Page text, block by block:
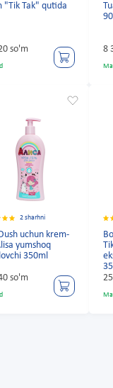
"Tik Tak" qutida
so'm 8
2 sharhni
uchun krem-
yumshoq
350ml
so'm